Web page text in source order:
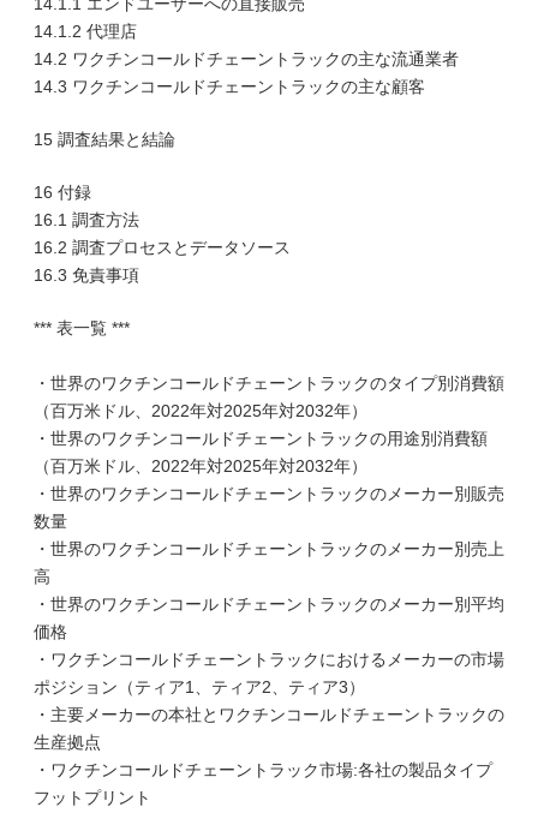
14.1.2 代理店
14.2 ワクチンコールドチェーントラックの主な流通業者
14.3 ワクチンコールドチェーントラックの主な顧客
15 調査結果と結論
16 付録
16.1 調査方法
16.2 調査プロセスとデータソース
16.3 免責事項
*** 表一覧 ***
・世界のワクチンコールドチェーントラックのタイプ別消費額
（百万米ドル、2022年対2025年対2032年）
・世界のワクチンコールドチェーントラックの用途別消費額
（百万米ドル、2022年対2025年対2032年）
・世界のワクチンコールドチェーントラックのメーカー別販売
数量
・世界のワクチンコールドチェーントラックのメーカー別売上
高
・世界のワクチンコールドチェーントラックのメーカー別平均
価格
・ワクチンコールドチェーントラックにおけるメーカーの市場
ポジション（ティア1、ティア2、ティア3）
・主要メーカーの本社とワクチンコールドチェーントラックの
生産拠点
・ワクチンコールドチェーントラック市場:各社の製品タイプ
フットプリント